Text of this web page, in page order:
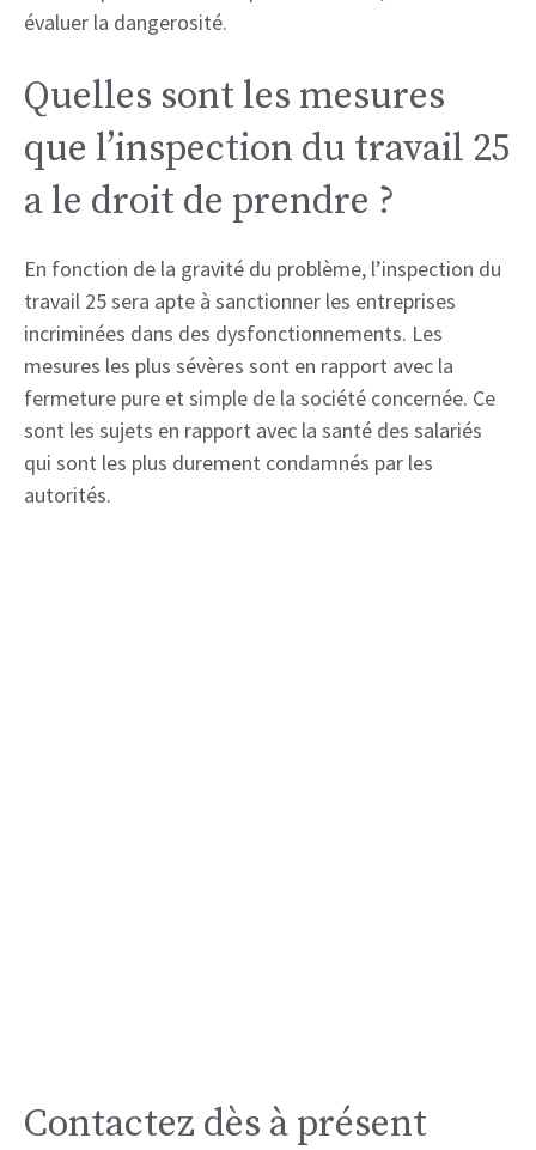
évaluer la dangerosité.
Quelles sont les mesures
que l’inspection du travail 25
a le droit de prendre ?
En fonction de la gravité du problème, l’inspection du
travail 25 sera apte à sanctionner les entreprises
incriminées dans des dysfonctionnements. Les
mesures les plus sévères sont en rapport avec la
fermeture pure et simple de la société concernée. Ce
sont les sujets en rapport avec la santé des salariés
qui sont les plus durement condamnés par les
autorités.
Contactez dès à présent